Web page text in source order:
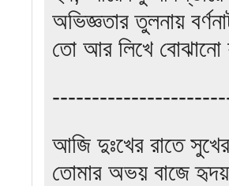
অভিজ্ঞতার তুলনায়
তো আর লিখে বোঝানো
আজি দুঃখের রাতে
তোমার অভয় বাজে